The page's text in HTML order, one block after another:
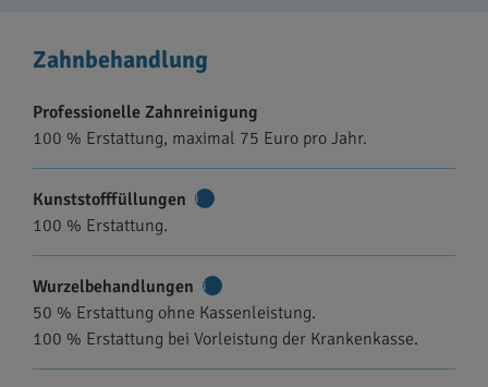
Zahnbehandlung
Professionelle Zahnreinigung
100 % Erstattung, maximal 75 Euro pro Jahr.
Kunststofffüllungen
100 % Erstattung.
Wurzelbehandlungen
Informationen
50 % Erstattung ohne Kassenleistung.
100 % Erstattung bei Vorleistung der Krankenkasse.